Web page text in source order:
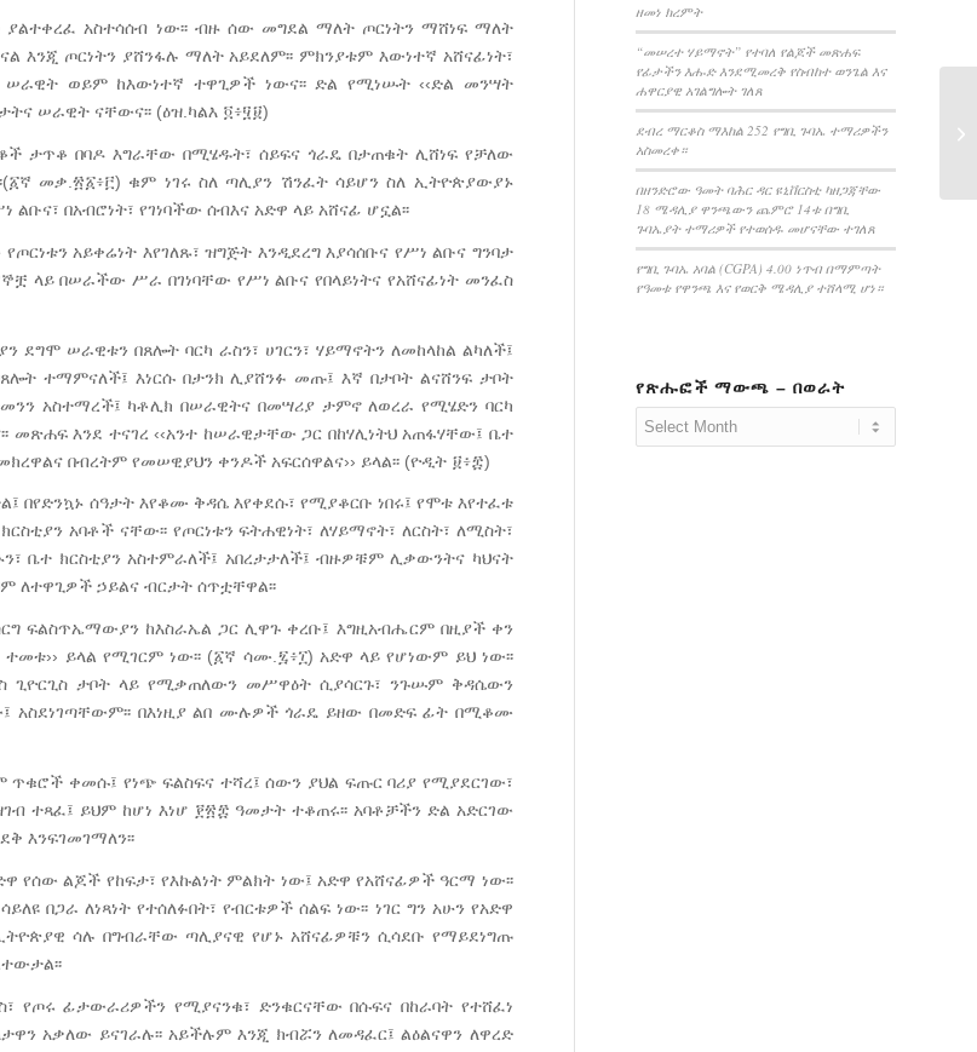
አስተሳሰብ ነው፡፡ ብዙ ሰው መግደል ማለት ጦርነትን ማሸነፍ ማለት
ጦርነትን ያሸንፋሉ ማለት አይደለም፡፡ ምክንያቱም እውነተኛ አሸናፊነት፣
ወይም ከእውነተኛ ተዋጊዎች ነውና፡፡ ድል የሚነሡት ‹‹ድል መንሣት
ሠራዊት ናቸውና፡፡ (ዕዝ.ካልእ ፬፥፶፱)
ታጥቆ በባዶ እግራቸው በሚሄዱት፣ ሰይፍና ጎራዴ በታጠቁት ሊሸነፍ የቻለው
መቃ.፳፩፥፫) ቁም ነገሩ ስለ ጣሊያን ሽንፈት ሳይሆን ስለ ኢትዮጵያውያኑ
በአብሮነት፣ የገነባችው ሰብእና አድዋ ላይ አሸናፊ ሆኗል፡፡
አይቀሬነት እየገለጹ፣ ዝግጅት እንዲደረግ እያሳሰቡና የሥነ ልቡና ግንባታ
ላይ በሠራችው ሥራ በገነባቸው የሥነ ልቡና የበላይነትና የአሸናፊነት መንፈስ
ሠራዊቱን በጸሎት ባርካ ራስን፣ ሀገርን፣ ሃይማኖትን ለመከላከል ልካለች፤
ተማምናለች፤ እነርሱ በታንክ ሊያሸንፉ መጡ፤ እኛ በታቦት ልናሸንፍ ታቦት
አስተማረች፤ ካቶሊክ በሠራዊትና በመሣሪያ ታምኖ ለወረራ የሚሄድን ባርካ
መጽሐፍ እንደ ተናገረ ‹‹አንተ ከሠራዊታቸው ጋር በከሃሊነትህ አጠፋሃቸው፤ ቤተ
በብረትም የመሠዊያህን ቀንዶች አፍርሰዋልና›› ይላል፡፡ (ዮዲት ፱፥፰)
ሰዓታት እየቆሙ ቅዳሴ እየቀደሱ፣ የሚያቆርቡ ነበሩ፤ የሞቱ እየተፈቱ
አባቶች ናቸው፡፡ የጦርነቱን ፍትሐዊነት፣ ለሃይማኖት፣ ለርስት፣ ለሚስት፣
ቤተ ክርስቲያን አስተምራለች፤ አበረታታለች፤ ብዙዎቹም ሊቃውንትና ካህናት
ለተዋጊዎች ኃይልና ብርታት ሰጥቷቸዋል፡፡
ፍልስጥኤማውያን ከእስራኤል ጋር ሊዋጉ ቀረቡ፤ እግዚአብሔርም በዚያች ቀን
ይላል የሚገርም ነው፡፡ (፩ኛ ሳሙ.፯፥፲) አድዋ ላይ የሆነውም ይህ ነው፡፡
ጊዮርጊስ ታቦት ላይ የሚቃጠለውን መሥዋዕት ሲያሳርጉ፣ ንጉሡም ቅዳሴውን
አስደነገጣቸውም፡፡ በእነዚያ ልበ ሙሉዎች ጎራዴ ይዘው በመድፍ ፊት በሚቆሙ
ጥቁሮች ቀመሱ፤ የነጭ ፍልስፍና ተሻረ፤ ሰውን ያህል ፍጡር ባሪያ የሚያደርገው፣
ይህም ከሆነ እነሆ ፻፳፰ ዓመታት ተቆጠሩ፡፡ አባቶቻችን ድል አድርገው
እንፍገመገማለን፡፡
የሰው ልጆች የከፍታ፣ የእኩልነት ምልክት ነው፤ አድዋ የአሸናፊዎች ዓርማ ነው፡፡
በጋራ ለነጻነት የተሰለፉበት፣ የብርቱዎች ሰልፍ ነው፡፡ ነገር ግን አሁን የአድዋ
ሳሉ በግብራቸው ጣሊያናዊ የሆኑ አሸናፊዎቹን ሲሳደቡ የማይደነግጡ
የጦሩ ፊታውራሪዎችን የሚያናንቁ፣ ድንቁርናቸው በሱፍና በከራባት የተሸፈነ
አቃለው ይናገራሉ፡፡ አይችሉም እንጂ ክብሯን ለመዳፈር፤ ልዕልናዋን ለዋረድ
ዘመነ ክረምት
“መሠረተ ሃይማኖት” የተባለ የልጆች መጽሐፍ
የፊታችን እሑድ እንደሚመረቅ የስብከተ ወንጌል እና
ሐዋርያዊ አገልግሎት ገለጸ
ደብረ ማርቆስ ማእከል 252 የግቢ ጉባኤ ተማሪዎችን
አስመረቀ።
በዘንድሮው ዓመት ባሕር ዳር ዩኒቨርስቲ ካዘጋጃቸው
18 ሜዳሊያ ዋንጫውን ጨምሮ 14ቱ በግቢ
ጉባኤያት ተማሪዎች የተወሰዱ መሆናቸው ተገለጸ
የግቢ ጉባኤ አባል (CGPA) 4.00 ነጥብ በማምጣት
የዓመቱ የዋንጫ እና የወርቅ ሜዳሊያ ተሸላሚ ሆነ።
የጽሑፎች ማውጫ – በወራት